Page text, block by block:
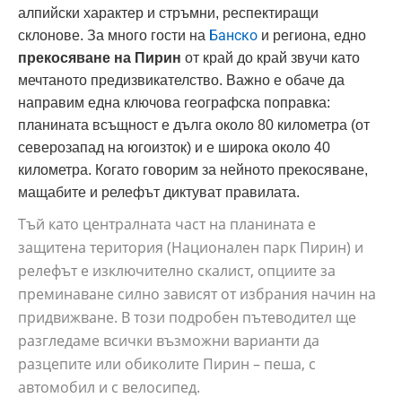
алпийски характер и стръмни, респектиращи
склонове. За много гости на Банско и региона, едно
прекосяване на Пирин от край до край звучи като
мечтаното предизвикателство. Важно е обаче да
направим една ключова географска поправка:
планината всъщност е дълга около 80 километра (от
северозапад на югоизток) и е широка около 40
километра. Когато говорим за нейното прекосяване,
мащабите и релефът диктуват правилата.
Тъй като централната част на планината е
защитена територия (Национален парк Пирин) и
релефът е изключително скалист, опциите за
преминаване силно зависят от избрания начин на
придвижване. В този подробен пътеводител ще
разгледаме всички възможни варианти да
разцепите или обиколите Пирин – пеша, с
автомобил и с велосипед.